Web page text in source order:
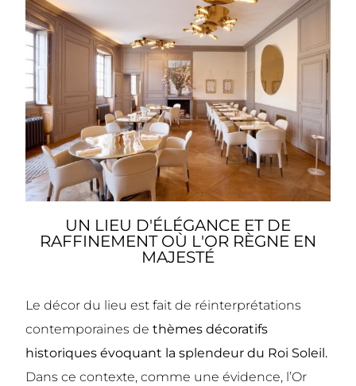
UN LIEU D'ÉLÉGANCE ET DE
RAFFINEMENT OÙ L'OR RÈGNE EN
MAJESTÉ
Le décor du lieu est fait de réinterprétations
contemporaines dethèmes décoratifs
historiques évoquant la splendeur du Roi Soleil.
Dans ce contexte, comme une évidence, l’Or